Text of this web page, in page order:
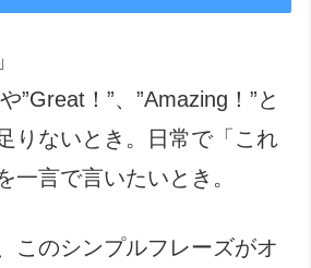
”Great！”、”Amazing！”と
りないとき。日常で「これ
一言で言いたいとき。
このシンプルフレーズがオ